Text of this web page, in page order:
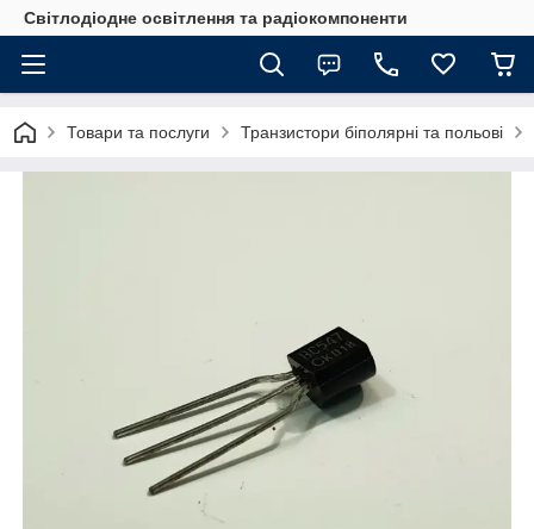
Світлодіодне освітлення та радіокомпоненти
Товари та послуги Транзистори біполярні та польові